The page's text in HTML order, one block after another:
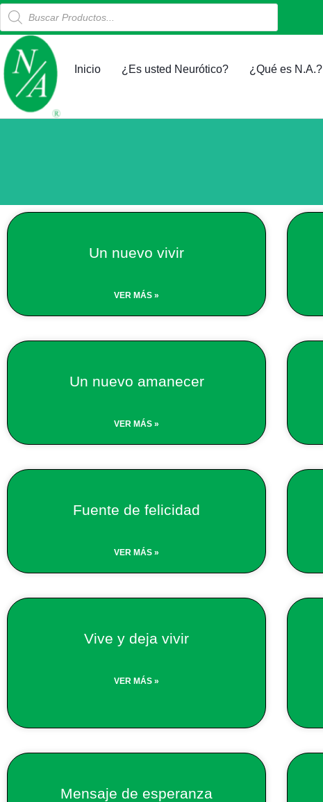
al
contenido
Products
search
Inicio ¿Es usted Neurótico? ¿Qué es N.A.?
Un nuevo vivir
VER MÁS »
Un nuevo amanecer
VER MÁS »
Fuente de felicidad
VER MÁS »
Vive y deja vivir
VER MÁS »
Mensaje de esperanza